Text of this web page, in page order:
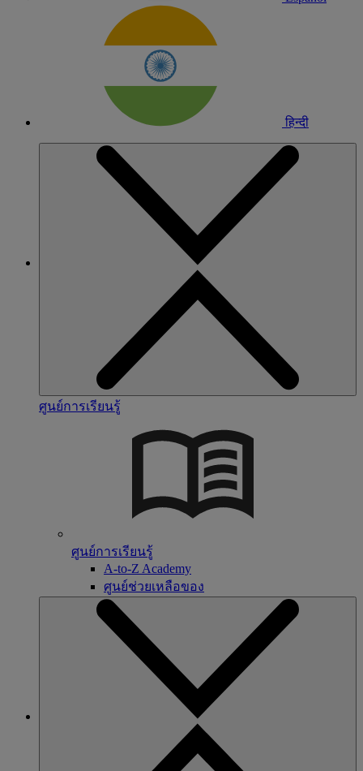
हिन्दी
ศูนย์การเรียนรู้
ศูนย์การเรียนรู้
A-to-Z Academy
ศูนย์ช่วยเหลือของ